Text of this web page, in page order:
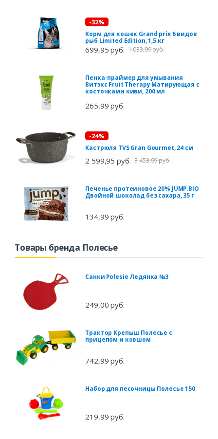
-32%
Корм для кошек Grand prix 6 видов
рыб Limited Edition, 1,5 кг
699,95 руб. 1 033,99 руб.
Пенка-праймер для умывания
Витэкс Fruit Therapy Матирующая с
косточками киви, 200 мл
265,99 руб.
-24%
Кастрюля TVS Gran Gourmet, 24 см
2 599,95 руб. 3 453,99 руб.
Печенье протеиновое 20% JUMP.BIO
Двойной шоколад без сахара, 35 г
134,99 руб.
Товары бренда Полесье
Санки Polesie Ледянка №3
249,00 руб.
Трактор Крепыш Полесье с
прицепом и ковшом
742,99 руб.
Набор для песочницы Полесье 150
219,99 руб.